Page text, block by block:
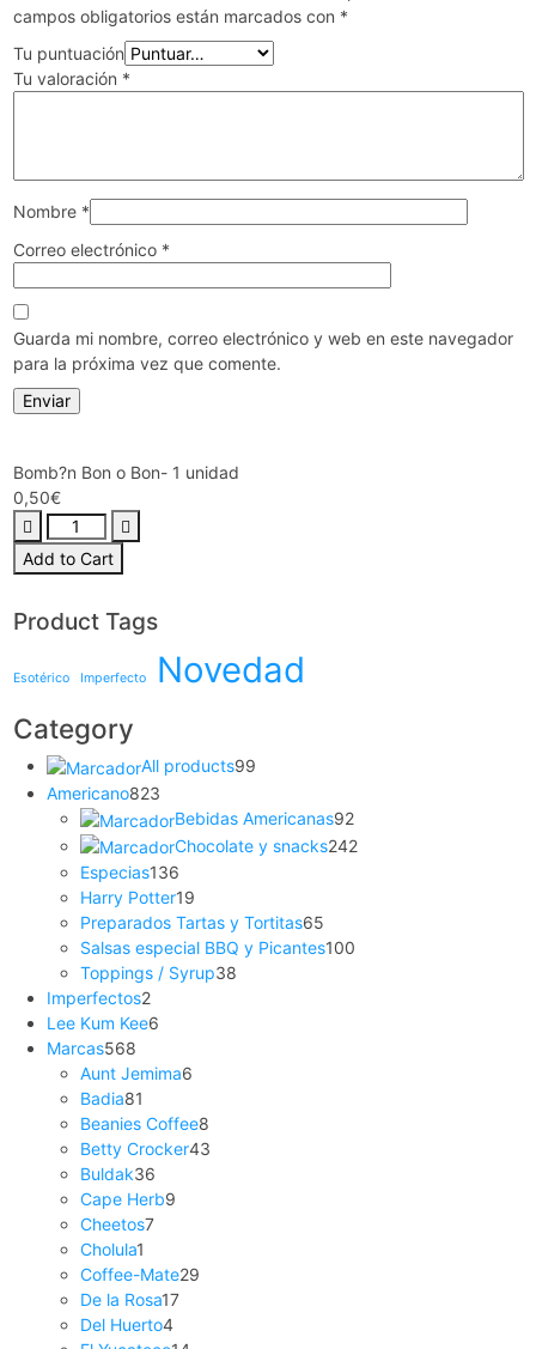
campos obligatorios están marcados con *
Tu puntuación
Tu valoración *
Nombre *
Correo electrónico *
Guarda mi nombre, correo electrónico y web en este navegador
para la próxima vez que comente.
Bomb?n Bon o Bon- 1 unidad
0,50€
Add to Cart
Product Tags
Esotérico Imperfecto Novedad
Category
All products99
Americano823
Bebidas Americanas92
Chocolate y snacks242
Especias136
Harry Potter19
Preparados Tartas y Tortitas65
Salsas especial BBQ y Picantes100
Toppings / Syrup38
Imperfectos2
Lee Kum Kee6
Marcas568
Aunt Jemima6
Badia81
Beanies Coffee8
Betty Crocker43
Buldak36
Cape Herb9
Cheetos7
Cholula1
Coffee-Mate29
De la Rosa17
Del Huerto4